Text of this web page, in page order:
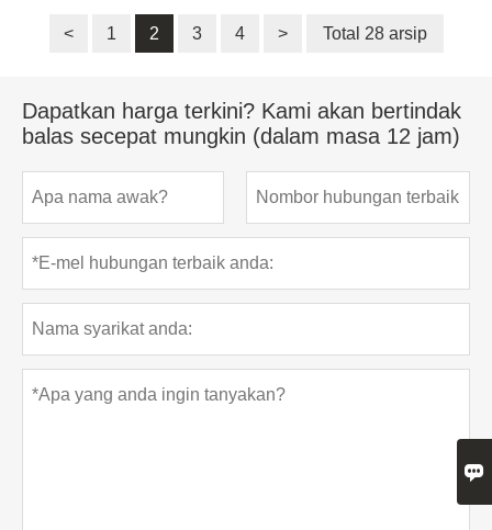
< 1 2 3 4 > Total 28 arsip
Dapatkan harga terkini? Kami akan bertindak
balas secepat mungkin (dalam masa 12 jam)
